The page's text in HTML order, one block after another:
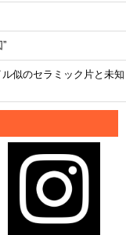
似のセラミック片と未知